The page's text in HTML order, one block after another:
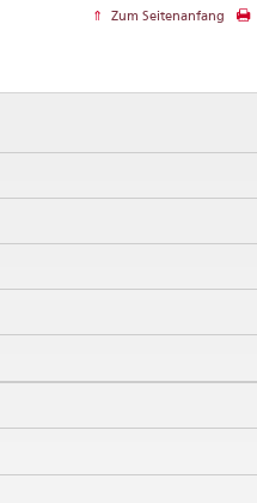
Zum Seitenanfang